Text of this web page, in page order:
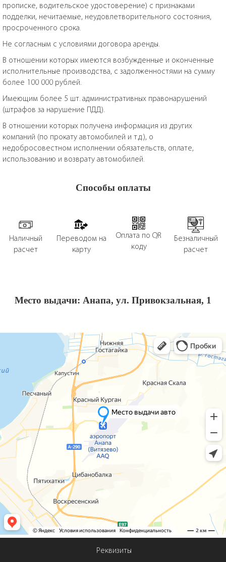
прописке, водительское удостоверение) с признаками
подделки, нечитаемые, неудовлетворительного состояния,
просроченного срока.
Не согласным с условиями договора аренды.
В отношении которых имеются возбужденные и оконченные
исполнительные производства, с задолженностями на сумму
более 100 000 рублей.
Имеющим более 5 шт. административных правонарушений
(штрафов за нарушение ПДД).
В отношении которых получена информация из других
компаний (по прокату автомобилей и т.д.), о
недобросовестном исполнении обязательств, оплате,
использованию и возврату автомобилей.
Способы оплаты
Наличный
расчет
Переводом на
карту
Оплата по QR
коду
Безналичный
расчет
Место выдачи: Анапа, ул. Привокзальная, 1
Реквизиты